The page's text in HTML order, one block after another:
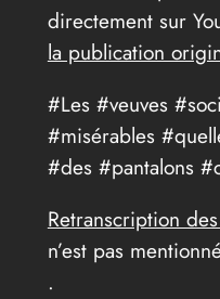
directement sur
la publication
#Les #veuves
#misérables
#des #pantalons
Retranscription
n’est pas
.